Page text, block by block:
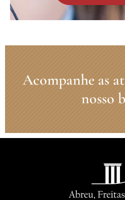
Acompanhe as
nosso